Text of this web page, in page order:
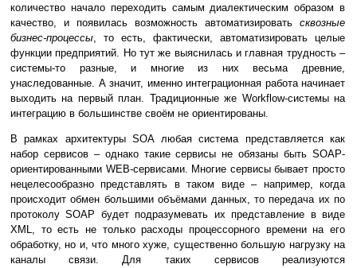
количество начало переходить самым диалектическим образом в
качество, и появилась возможность автоматизировать сквозные
бизнес-процессы, то есть, фактически, автоматизировать целые
функции предприятий. Но тут же выяснилась и главная трудность –
системы-то разные, и многие из них весьма древние,
унаследованные. А значит, именно интеграционная работа начинает
выходить на первый план. Традиционные же Workflow-системы на
интеграцию в большинстве своём не ориентированы.
В рамках архитектуры SOA любая система представляется как
набор сервисов – однако такие сервисы не обязаны быть SOAP-
ориентированными WEB-сервисами. Многие сервисы бывает просто
нецелесообразно представлять в таком виде – например, когда
происходит обмен большими объёмами данных, то передача их по
протоколу SOAP будет подразумевать их представление в виде
XML, то есть не только расходы процессорного времени на его
обработку, но и, что много хуже, существенно большую нагрузку на
каналы связи. Для таких сервисов реализуются